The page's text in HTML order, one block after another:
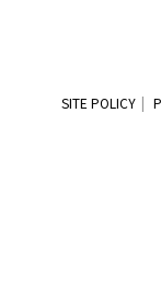
SITE POLICY